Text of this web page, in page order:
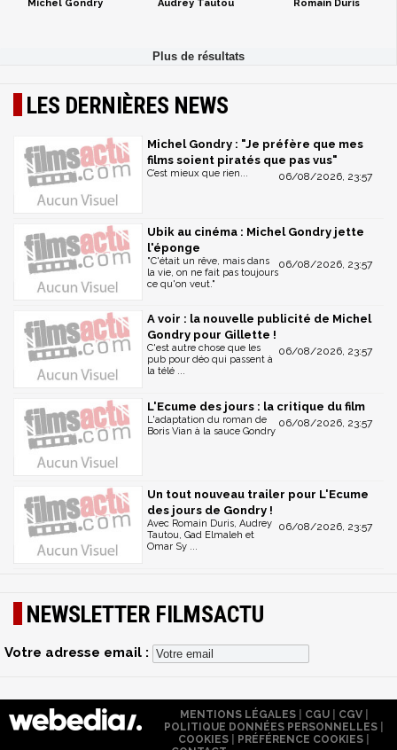
Michel Gondry Audrey Tautou Romain Duris
LES DERNIÈRES NEWS
Michel Gondry : "Je préfère que mes
films soient piratés que pas vus"
06/08/2026, 23:57
C’est mieux que rien...
Ubik au cinéma : Michel Gondry jette
l'éponge
06/08/2026, 23:57
"C'était un rêve, mais dans
la vie, on ne fait pas toujours
ce qu'on veut."
A voir : la nouvelle publicité de Michel
Gondry pour Gillette !
06/08/2026, 23:57
C'est autre chose que les
pub pour déo qui passent à
la télé ...
L'Ecume des jours : la critique du film
06/08/2026, 23:57
L'adaptation du roman de
Boris Vian à la sauce Gondry
Un tout nouveau trailer pour L'Ecume
des jours de Gondry !
06/08/2026, 23:57
Avec Romain Duris, Audrey
Tautou, Gad Elmaleh et
Omar Sy ...
NEWSLETTER FILMSACTU
Votre adresse email :
MENTIONS LÉGALES| CGU| CGV|
POLITIQUE DONNÉES PERSONNELLES
COOKIES
PRÉFÉRENCE COOKIES